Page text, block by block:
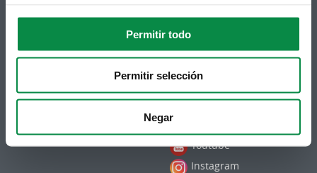
Permitir todo
Permitir selección
Negar
Síguenos
Facebook
Twitter
Telegram
Youtube
Instagram
Aviso Legal
Contacto